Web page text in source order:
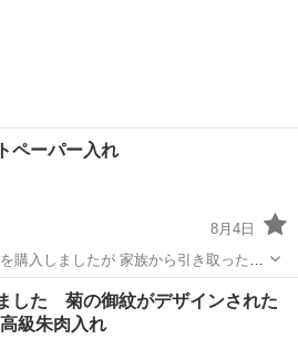
ペーパー入れ
8月4日
購入しましたが 家族から引き取ったも
る方よろしくお
です。
家庭用品
した 菊の御紋がデザインされた
級朱肉入れ